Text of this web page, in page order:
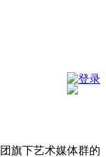
登录
旗下艺术媒体群的